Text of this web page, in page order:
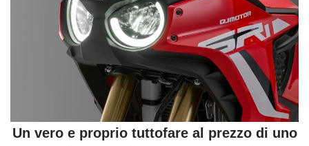
Un vero e proprio tuttofare al prezzo di uno